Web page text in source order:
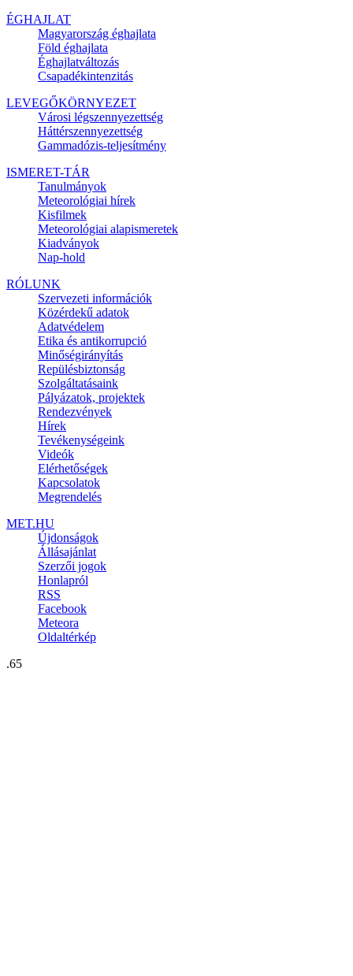
ÉGHAJLAT
Magyarország éghajlata
Föld éghajlata
Éghajlatváltozás
Csapadékintenzitás
LEVEGŐKÖRNYEZET
Városi légszennyezettség
Háttérszennyezettség
Gammadózis-teljesítmény
ISMERET-TÁR
Tanulmányok
Meteorológiai hírek
Kisfilmek
Meteorológiai alapismeretek
Kiadványok
Nap-hold
RÓLUNK
Szervezeti információk
Közérdekű adatok
Adatvédelem
Etika és antikorrupció
Minőségirányítás
Repülésbiztonság
Szolgáltatásaink
Pályázatok, projektek
Rendezvények
Hírek
Tevékenységeink
Videók
Elérhetőségek
Kapcsolatok
Megrendelés
MET.HU
Újdonságok
Állásajánlat
Szerzői jogok
Honlapról
RSS
Facebook
Meteora
Oldaltérkép
.65